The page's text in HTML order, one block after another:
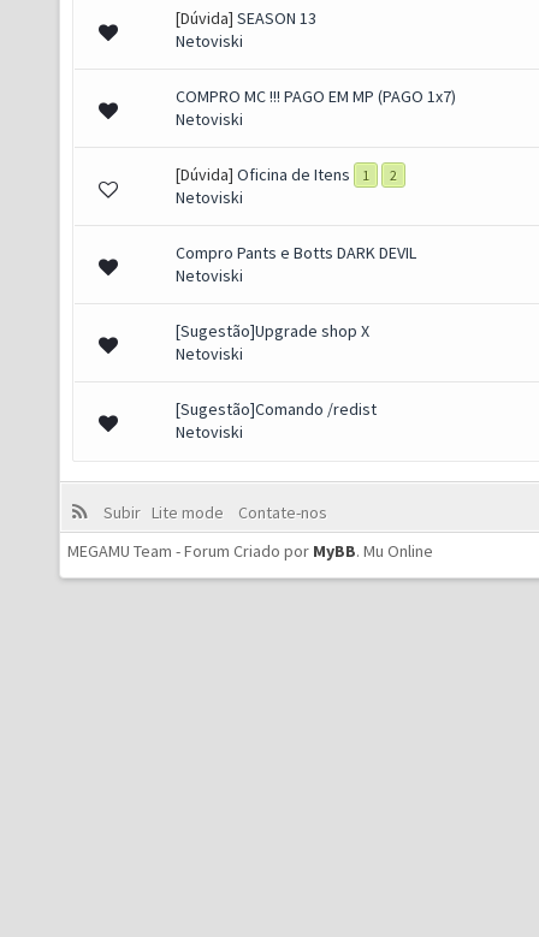
[Dúvida] SEASON 13
Netoviski
COMPRO MC !!! PAGO EM MP (PAGO 1x7)
Netoviski
[Dúvida] Oficina de Itens 1 2
Netoviski
Compro Pants e Botts DARK DEVIL
Netoviski
[Sugestão]Upgrade shop X
Netoviski
[Sugestão]Comando /redist
Netoviski
Subir Lite mode
Contate-nos
MEGAMU Team - Forum Criado por MyBB. Mu Online